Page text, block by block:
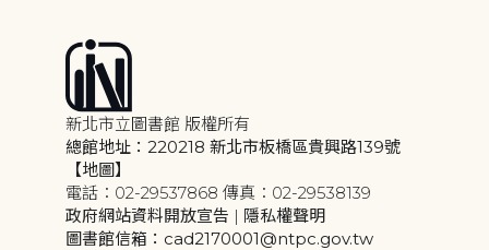
新北市立圖書館 版權所有
總館地址：220218 新北市板橋區貴興路139號
【地圖】
電話：02-29537868 傳真：02-29538139
政府網站資料開放宣告 | 隱私權聲明
圖書館信箱：cad2170001@ntpc.gov.tw